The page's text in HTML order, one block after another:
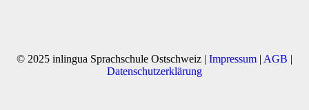
© 2025 inlingua Sprachschule Ostschweiz | Impressum | AGB |
Datenschutzerklärung